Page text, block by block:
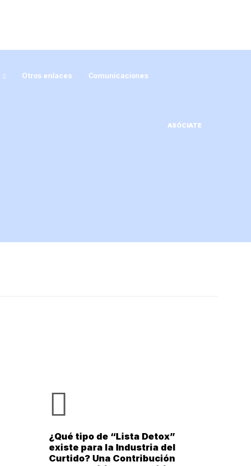
Otros enlaces Comunicaciones
ASÓCIATE
¿Qué tipo de “Lista Detox”
existe para la Industria del
Curtido? Una Contribución